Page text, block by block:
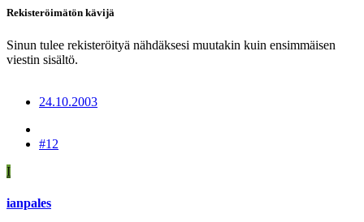
Rekisteröimätön kävijä
Sinun tulee rekisteröityä nähdäksesi muutakin kuin ensimmäisen
viestin sisältö.
24.10.2003
#12
I
ianpales